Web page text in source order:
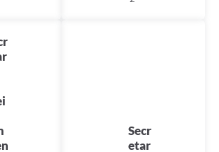
Secr
etar